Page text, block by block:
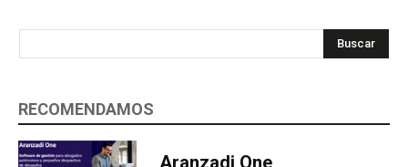
Buscar
RECOMENDAMOS